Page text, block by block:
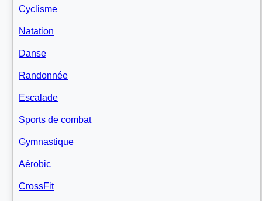
Cyclisme
Natation
Danse
Randonnée
Escalade
Sports de combat
Gymnastique
Aérobic
CrossFit